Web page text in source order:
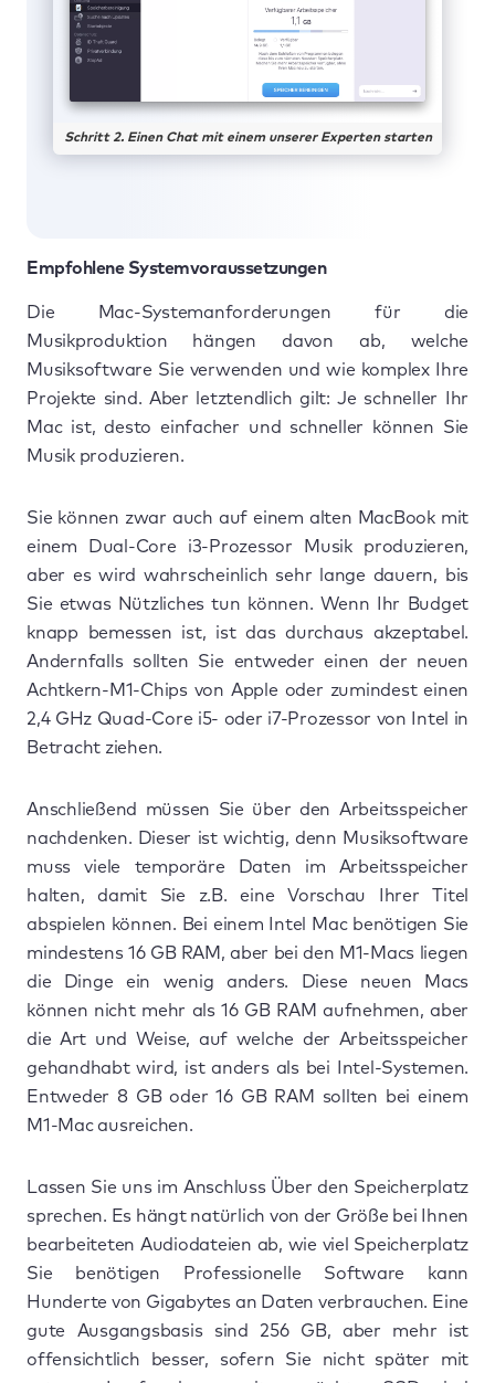
Schritt 2. Einen Chat mit einem unserer Experten starten
Empfohlene Systemvoraussetzungen
Die Mac-Systemanforderungen für die
Musikproduktion hängen davon ab, welche
Musiksoftware Sie verwenden und wie komplex Ihre
Projekte sind. Aber letztendlich gilt: Je schneller Ihr
Mac ist, desto einfacher und schneller können Sie
Musik produzieren.
Sie können zwar auch auf einem alten MacBook mit
einem Dual-Core i3-Prozessor Musik produzieren,
aber es wird wahrscheinlich sehr lange dauern, bis
Sie etwas Nützliches tun können. Wenn Ihr Budget
knapp bemessen ist, ist das durchaus akzeptabel.
Andernfalls sollten Sie entweder einen der neuen
Achtkern-M1-Chips von Apple oder zumindest einen
2,4 GHz Quad-Core i5- oder i7-Prozessor von Intel in
Betracht ziehen.
Anschließend müssen Sie über den Arbeitsspeicher
nachdenken. Dieser ist wichtig, denn Musiksoftware
muss viele temporäre Daten im Arbeitsspeicher
halten, damit Sie z.B. eine Vorschau Ihrer Titel
abspielen können. Bei einem Intel Mac benötigen Sie
mindestens 16 GB RAM, aber bei den M1-Macs liegen
die Dinge ein wenig anders. Diese neuen Macs
können nicht mehr als 16 GB RAM aufnehmen, aber
die Art und Weise, auf welche der Arbeitsspeicher
gehandhabt wird, ist anders als bei Intel-Systemen.
Entweder 8 GB oder 16 GB RAM sollten bei einem
M1-Mac ausreichen.
Lassen Sie uns im Anschluss Über den Speicherplatz
sprechen. Es hängt natürlich von der Größe bei Ihnen
bearbeiteten Audiodateien ab, wie viel Speicherplatz
Sie benötigen Professionelle Software kann
Hunderte von Gigabytes an Daten verbrauchen. Eine
gute Ausgangsbasis sind 256 GB, aber mehr ist
offensichtlich besser, sofern Sie nicht später mit